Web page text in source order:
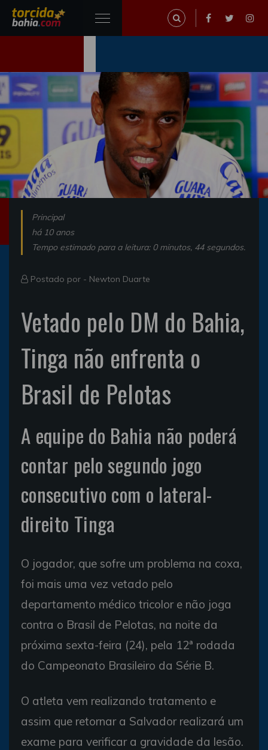
Principal
há 10 anos
Tempo estimado para a leitura: 0 minutos, 44 segundos.
Postado por - Newton Duarte
Vetado pelo DM do Bahia,
Tinga não enfrenta o
Brasil de Pelotas
A equipe do Bahia não poderá
contar pelo segundo jogo
consecutivo com o lateral-
direito Tinga
O jogador, que sofre um problema na coxa,
foi mais uma vez vetado pelo
departamento médico tricolor e não joga
contra o Brasil de Pelotas, na noite da
próxima sexta-feira (24), pela 12ª rodada
do Campeonato Brasileiro da Série B.
O atleta vem realizando tratamento e
assim que retornar a Salvador realizará um
exame para verificar a gravidade da lesão.